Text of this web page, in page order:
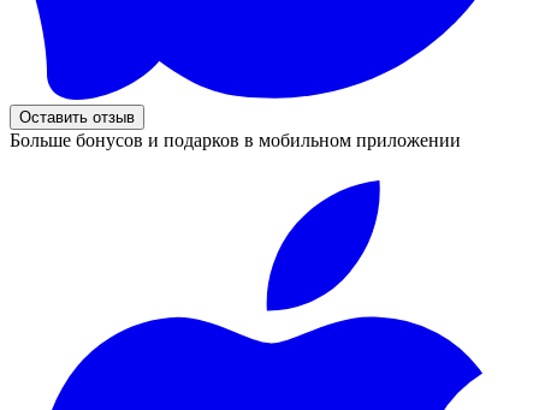
Оставить отзыв
Больше бонусов и подарков в мобильном приложении